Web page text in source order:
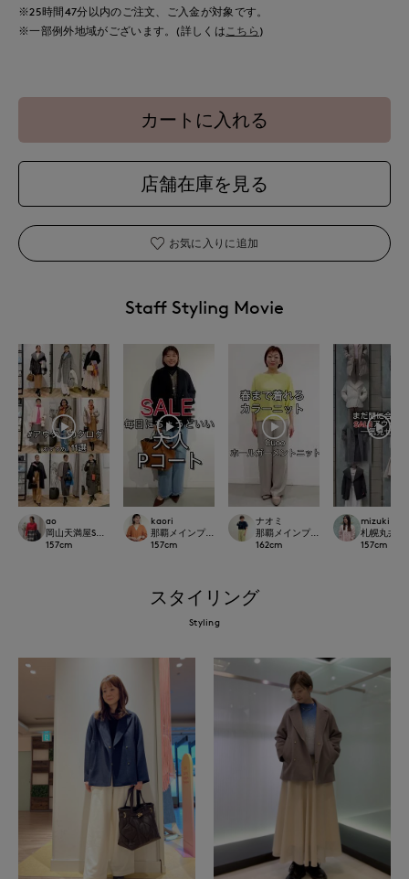
※25時間47分以内のご注文、ご入金が対象です。
※一部例外地域がございます。(詳しくはこちら )
カートに入れる
店舗在庫を見る
お気に入りに追加
Staff Styling Movie
ao
岡山天満屋SUPERIORCLOSET
157cm
kaori
那覇メインプレイスI.T.'S.international
157cm
ナオミ
那覇メインプレイス
162cm
mizuki
札幌丸井今
157cm
スタイリング
Styling